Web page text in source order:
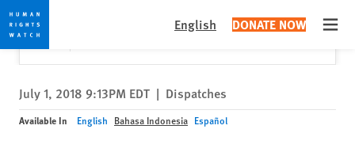
Skip
to
cookie
privacy
notice
Skip
to
main
content
English DONATE NOW
Would you like to read this page in English?
Yes
✕
July 1, 2018 9:13PM EDT | Dispatches
Available In English Bahasa Indonesia Español